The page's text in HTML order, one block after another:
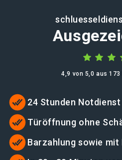
4,9 von 5,0 aus
24 Stunden Notdienst
Türöffnung ohne
Barzahlung sowie